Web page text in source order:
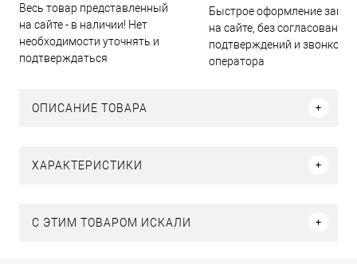
Весь товар представленный
на сайте - в наличии! Нет
необходимости уточнять и
подтверждаться
Быстрое оформление
на сайте, без согласований,
подтверждений и звонков
оператора
ОПИСАНИЕ ТОВАРА
ХАРАКТЕРИСТИКИ
C ЭТИМ ТОВАРОМ ИСКАЛИ